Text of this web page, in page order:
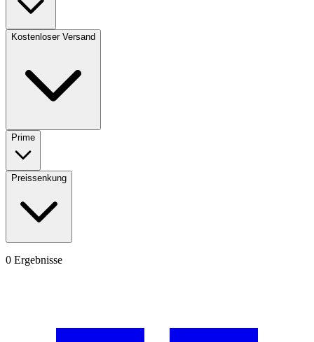
Kostenloser Versand
Prime
Preissenkung
0 Ergebnisse